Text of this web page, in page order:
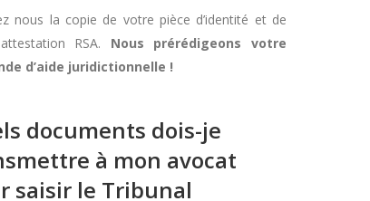
nous la copie de votre pièce d’identité et de
RSA. Nous prérédigeons votre
d’aide juridictionnelle !
documents dois-je
à mon avocat
saisir le Tribunal